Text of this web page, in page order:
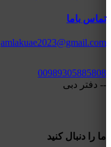
تماس باما
amlakuae2023@gmail.com
00989305885808
-- دفتر دبی
ما را دنبال کنید